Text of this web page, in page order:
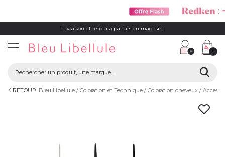
Livraison et retours gratuits en magasin
0
RETOUR Bleu Libellule Coloration et Technique Coloration cheveux